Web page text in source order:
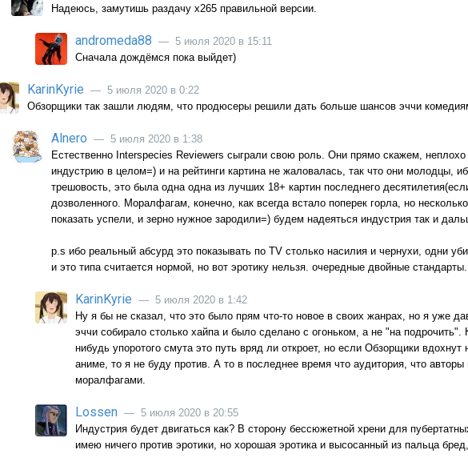
Надеюсь, замутишь раздачу x265 правильной версии.
andromeda88 — 5 июля 2020 в 15:11
Сначала дождёмся пока выйдет)
KarinKyrie — 5 июля 2020 в 0:22
Обзорщики так зашли людям, что продюсеры решили дать больше шансов эччи
Alnero — 5 июля 2020 в 1:38
Естественно Interspecies Reviewers сыграли свою роль. Они прямо скажем, неплохо
индустрию в целом=) и на рейтинги картина не жаловалась, так что они молодцы,
трешовость, это была одна одна из лучших 18+ картин последнего
дозволенного. Моралфагам, конечно, как всегда встало поперек горла, но
показать успели, и зерно нужное зародили=) будем надеяться индустрия так и
p.s ибо реальный абсурд это показывать по TV столько насилия и чернухи, одни
и это типа считается нормой, но вот эротику нельзя. очередные двойные стандарты.
KarinKyrie — 5 июля 2020 в 1:42
Ну я бы не сказал, что это было прям что-то новое в своих жанрах, но я уже
эччи собирало столько хайпа и было сделано с огоньком, а не "на подрочить".
нибудь упоротого смута это путь вряд ли откроет, но если Обзорщики
аниме, то я не буду против. А то в последнее время что аудитория, что авторы
моралфагами.
Lossen — 5 июля 2020 в 20:55
Индустрия будет двигаться как? В сторону бессюжетной хрени для
имею ничего против эротики, но хорошая эротика и высосанный из пальца